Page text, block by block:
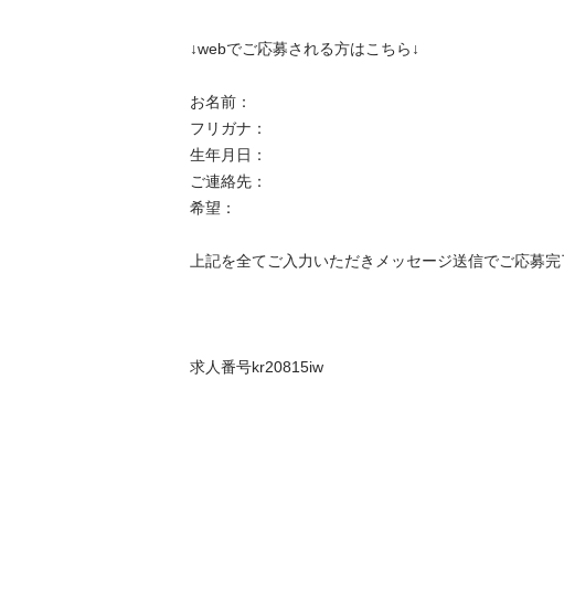
↓webでご応募される方はこちら↓
お名前：
フリガナ：
生年月日：
ご連絡先：
希望：
上記を全てご入力いただきメッセージ送信でご応募完
求人番号kr20815iw